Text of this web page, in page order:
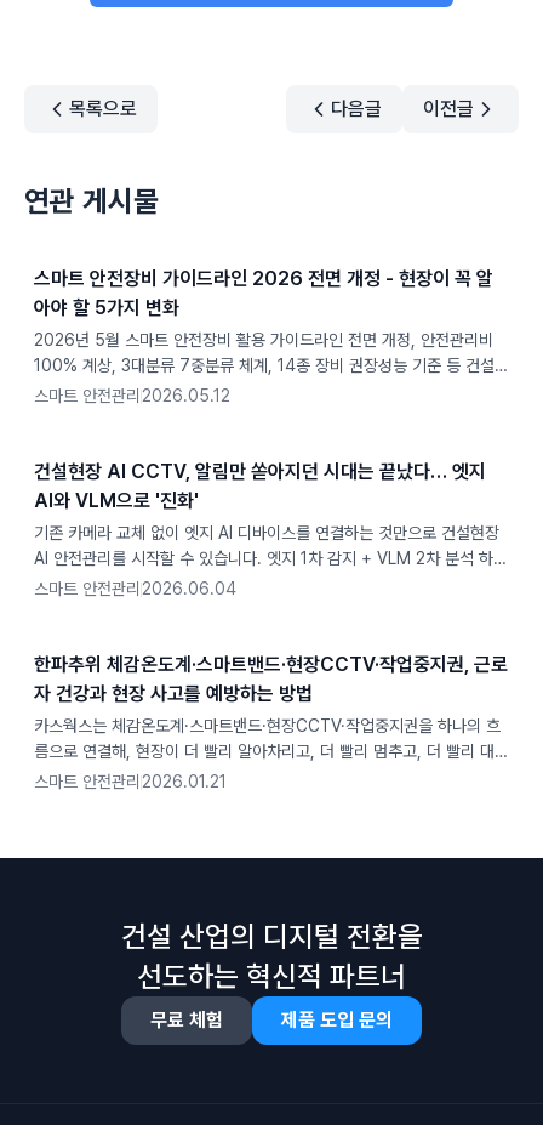
목록으로 다음글 이전글
연관 게시물
스마트 안전장비 가이드라인 2026 전면 개정 - 현장이 꼭 알
아야 할 5가지 변화
2026년 5월 스마트 안전장비 활용 가이드라인 전면 개정, 안전관리비
100% 계상, 3대분류 7중분류 체계, 14종 장비 권장성능 기준 등 건설현
장이 꼭 알아야 할 핵심 변화를 정리했습니다.
스마트 안전관리 2026.05.12
건설현장 AI CCTV, 알림만 쏟아지던 시대는 끝났다… 엣지
AI와 VLM으로 '진화'
기존 카메라 교체 없이 엣지 AI 디바이스를 연결하는 것만으로 건설현장
AI 안전관리를 시작할 수 있습니다. 엣지 1차 감지 + VLM 2차 분석 하이
브리드 구조로 복합위험을 판단하고, 보고서와 TBM까지 자동화하는 엣
스마트 안전관리 2026.06.04
한파추위 체감온도계·스마트밴드·현장CCTV·작업중지권, 근로
자 건강과 현장 사고를 예방하는 방법
카스웍스는 체감온도계·스마트밴드·현장CCTV·작업중지권을 하나의 흐
름으로 연결해, 현장이 더 빨리 알아차리고, 더 빨리 멈추고, 더 빨리 대응
하도록 돕습니다.
스마트 안전관리 2026.01.21
건설 산업의 디지털 전환을
선도하는 혁신적 파트너
무료 체험 제품 도입 문의